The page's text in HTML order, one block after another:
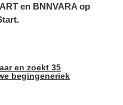
en BNNVARA op
en zoekt 35
begingeneriek